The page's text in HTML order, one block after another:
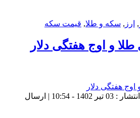
, ارز , سکه و طلا, قیمت سکه
شناسه خبر : 1145 | تاریخ انتشار : 03 تیر 1402 - 10:54 | ارسال